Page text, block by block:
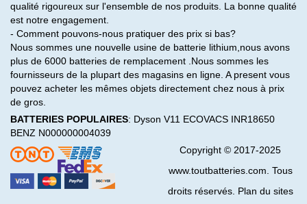
qualité rigoureux sur l'ensemble de nos produits. La bonne qualité
est notre engagement.
- Comment pouvons-nous pratiquer des prix si bas?
Nous sommes une nouvelle usine de batterie lithium,nous avons
plus de 6000 batteries de remplacement .Nous sommes les
fournisseurs de la plupart des magasins en ligne. A present vous
pouvez acheter les mêmes objets directement chez nous à prix
de gros.
BATTERIES POPULAIRES: Dyson V11 ECOVACS INR18650
BENZ N000000004039
Copyright © 2017-2025
www.toutbatteries.com. Tous
droits réservés. Plan du sites